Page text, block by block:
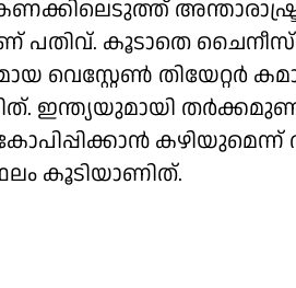
പതിവ്. കൂടാതെ ചൈനീസ്
വെസ്റ്റേണ്‍ തിയേറ്റര്‍
ഇന്ത്യയുമായി
കഴിയുമെന്ന്
കൂടിയാണിത്.